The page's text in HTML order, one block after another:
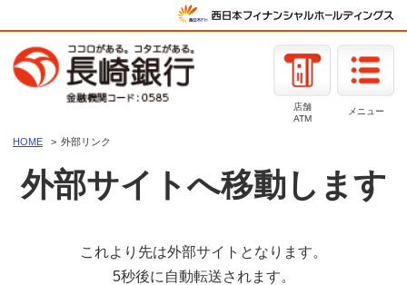
店舗
ATM
メニュー
HOME 外部リンク
外部サイトへ移動します
これより先は外部サイトとなります。
5秒後に自動転送されます。